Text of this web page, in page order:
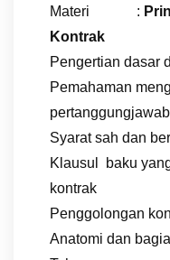
Materi :
Kontrak
Pengertian dasar
Pemahaman
Syarat sah dan
Klausul baku
kontrak
Penggolongan
Anatomi dan